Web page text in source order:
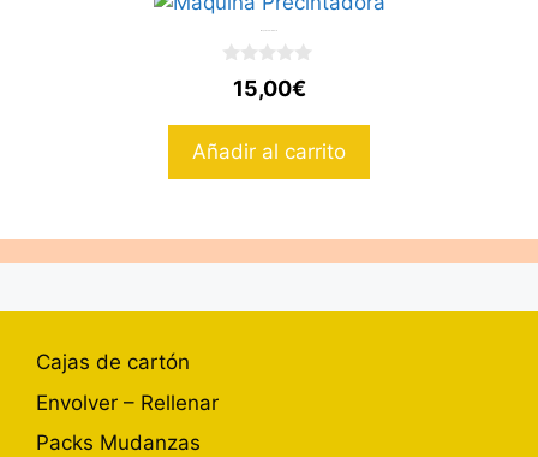
5
15,00€
Añadir al carrito
Cajas de cartón
Envolver – Rellenar
Packs Mudanzas